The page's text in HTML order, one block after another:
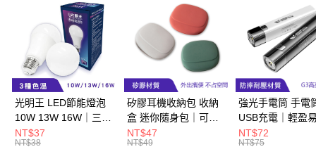
Apple Pay
街口支付
悠遊付
Google Pay
ATM付款
光明王 LED節能燈泡
10W 13W 16W｜三種
色溫、CP值超高
NT$37
NT$38
矽膠耳機收納包 收納
盒 迷你隨身包｜可水
洗、抗衝擊
NT$47
NT$49
強光手電筒 手電
USB充電｜輕盈
生活防水
NT$72
NT$75